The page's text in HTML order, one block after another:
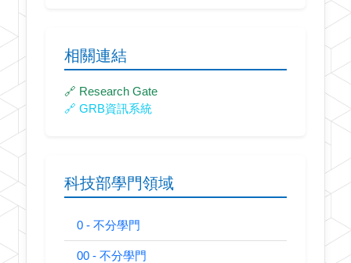
相關連結
🔗 Research Gate
🔗 GRB資訊系統
科技部學門領域
0 - 不分學門
00 - 不分學門